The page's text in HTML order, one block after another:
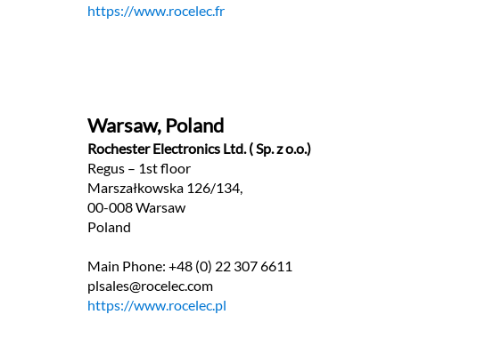
https://www.rocelec.fr
Warsaw, Poland
Rochester Electronics Ltd. ( Sp. z o.o.)
Regus – 1st floor
Marszałkowska 126/134,
00-008 Warsaw
Poland
Main Phone: +48 (0) 22 307 6611
plsales@rocelec.com
https://www.rocelec.pl